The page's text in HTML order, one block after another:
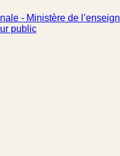
- Ministère de
public